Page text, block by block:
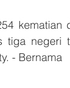
tiga negeri
- Bernama